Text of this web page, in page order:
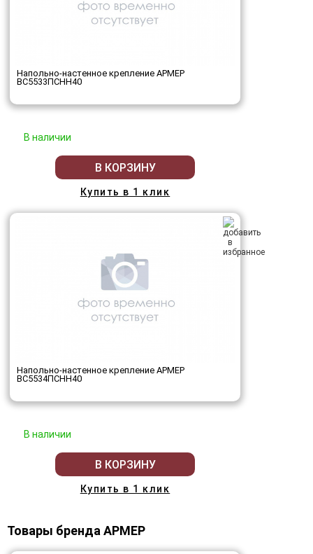
Напольно-настенное крепление АРМЕР
ВС5533ПСНН40
В наличии
В КОРЗИНУ
Купить в 1 клик
Напольно-настенное крепление АРМЕР
ВС5534ПСНН40
В наличии
В КОРЗИНУ
Купить в 1 клик
Товары бренда АРМЕР